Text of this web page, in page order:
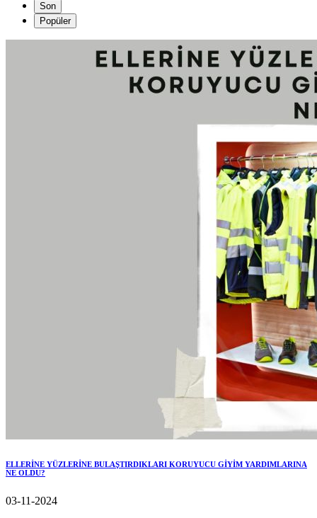
Son
Popüler
ELLERİNE YÜZLERİNE BULAŞTIRDIKLARI KORUYUCU GİYİM YARDIMLARINA
NE OLDU?
03-11-2024